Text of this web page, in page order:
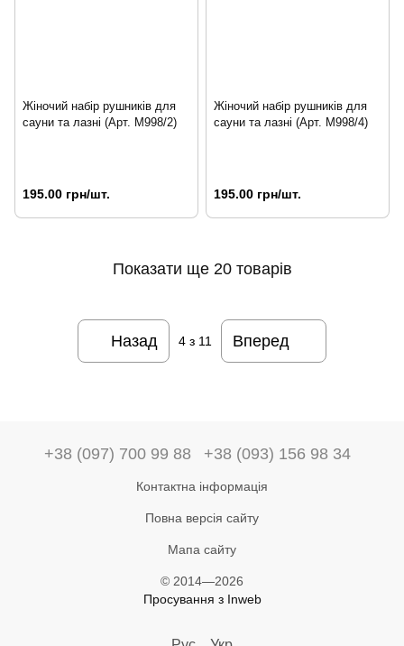
Жіночий набір рушників для
сауни та лазні (Арт. M998/2)
195.00 грн/шт.
Жіночий набір рушників для
сауни та лазні (Арт. M998/4)
195.00 грн/шт.
Показати ще 20 товарів
Назад 4 з 11 Вперед
+38 (097) 700 99 88 +38 (093) 156 98 34
Контактна інформація
Повна версія сайту
Мапа сайту
© 2014—2026
Просування з Inweb